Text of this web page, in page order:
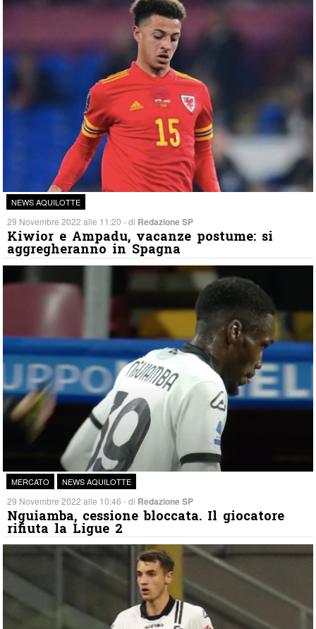
NEWS AQUILOTTE
29 Novembre 2022 alle 11:20 - di Redazione SP
Kiwior e Ampadu, vacanze postume: si
aggregheranno in Spagna
MERCATO NEWS AQUILOTTE
29 Novembre 2022 alle 10:46 - di Redazione SP
Nguiamba, cessione bloccata. Il giocatore
rifiuta la Ligue 2